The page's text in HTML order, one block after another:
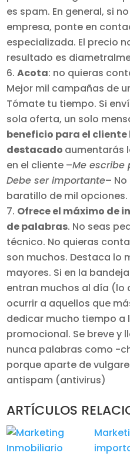
es spam. En general, si
empresa, ponte en
especializada. El precio
resultado es
Acota: no quieras
Mejor mil campañas de
Tómate tu tiempo. Si
sola oferta, un solo
beneficio para el cliente
destacado aumentarás
en el cliente –Me escribe
Debe ser importante–
baratillo de mil opciones.
Ofrece el máximo de
de palabras. No seas
técnico. No quieras
son muchos. Destaca lo
mayores. Si en la
entran muchos al día (lo
ocurrir a aquellos que
dedicar mucho tiempo a
promocional. Se breve y
nunca palabras como -
porque aparte de
antispam (antivirus)
ARTÍCULOS